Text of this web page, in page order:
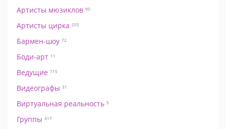
Артисты мюзиклов 90
Артисты цирка 255
Бармен-шоу 72
Боди-арт 11
Ведущие 715
Видеографы 31
Виртуальная реальность 5
Группы 417